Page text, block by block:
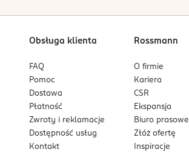
Obsługa klienta
FAQ
Pomoc
Dostawa
Płatność
Zwroty i reklamacje
Dostępność usług
Kontakt
Rossmann
O firmie
Kariera
CSR
Ekspansja
Biuro prasowe
Złóż ofertę
Inspiracje